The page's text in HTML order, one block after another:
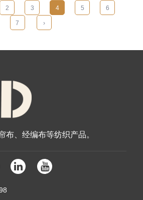
2 3 4 5 6
7 ›
布、经编布等纺织产品。